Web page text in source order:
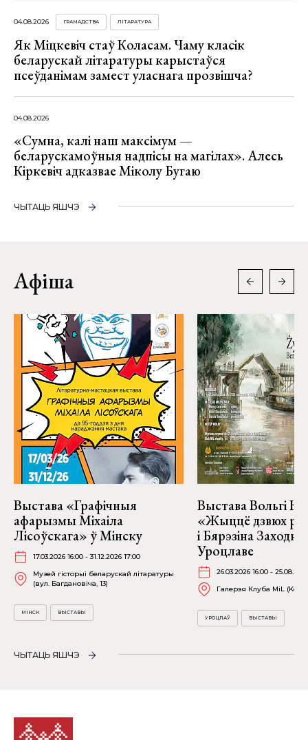
04.08.2026 ГРАМАДСТВА ЛІТАРАТУРА
Як Міцкевіч стаў Коласам. Чаму класік
беларускай літаратуры карыстаўся
псеўданімам замест уласнага прозвішча?
04.08.2026
«Сумна, калі наш максімум —
беларускамоўныя надпісы на магілах». Алесь
Кіркевіч адказвае Міколу Бугаю
ЧЫТАЦЬ ЯШЧЭ
Афіша
Выстава «Графічныя
афарызмы Міхаіла
Лісоўскага» ў Мінску
17.03.2026 16:00 - 31.12.2026 17:00
Музей гісторыі беларускай літаратуры
(вул. Багдановіча, 13)
МІНСК ВЫСТАВЫ
Выстава Вольгі
«Жыццё дзвюх
і Бярэзіна
Уроцлаве
26.03.2026 16:00 -
Галерэя Клуба MiL
УРОЦЛАЎ ВЫСТАВЫ
ЧЫТАЦЬ ЯШЧЭ